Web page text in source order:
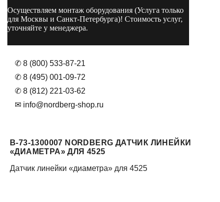
Осуществляем монтаж оборудования (Услуга только
для Москвы и Санкт-Петербурга)! Стоимость услуг,
уточняйте у менеджера.
✆ 8 (800) 533-87-21
✆ 8 (495) 001-09-72
✆ 8 (812) 221-03-62
✉ info@nordberg-shop.ru
B-73-1300007 NORDBERG ДАТЧИК ЛИНЕЙКИ
«ДИАМЕТРА» ДЛЯ 4525
Датчик линейки «диаметра» для 4525